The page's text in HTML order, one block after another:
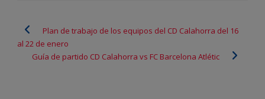
Plan de trabajo de los equipos del CD Calahorra del 16
al 22 de enero
Guía de partido CD Calahorra vs FC Barcelona Atlétic